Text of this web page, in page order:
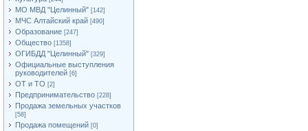
МО МВД "Целинный" [142]
МЧС Алтайский край [490]
Образование [247]
Общество [1358]
ОГИБДД "Целинный" [329]
Официальные выступления
руководителей [6]
ОТ и ТО [2]
Предпринимательство [228]
Продажа земельных участков
[58]
Продажа помещений [0]